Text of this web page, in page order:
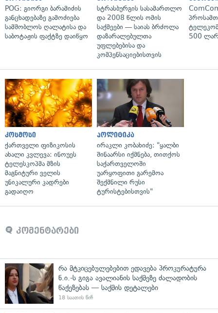
POG: გიორგი ბარამიძის
განცხადებაზე გამოძიება
სამშობლოს ღალატისა და
საბოტაჟის ფაქტზე დაიწყო
სტრასბურგის სასამართლო
და 2008 წლის ომის
საქმეები — საიას ბრძოლა
დაზარალებულთა
უფლებებისა და
კომპენსაციებისთვის
500
კოსმოსი
ქართველი ფიზიკოსის
ახალი კვლევა: ინოუეს
ტელესკოპმა მზის
მაგნიტური ველის
უნიკალური კადრები
გადაიღო
პოლიტიკა
ირაკლი კობახიძე: "ყალბი
შინაარსი იქმნება, თითქოს
საქართველოში
უარყოფითი გარემოა
შექმნილი რუსი
ტურისტებისთვის"
კომენტარები
რა მტკიცებულებებით ედავება პროკურატურა
ნ.ი.-ს გიგა ავალიანის საქმეზე ძალადობის
წაქეზებას — საქმის დეტალები
18 საათის წინ